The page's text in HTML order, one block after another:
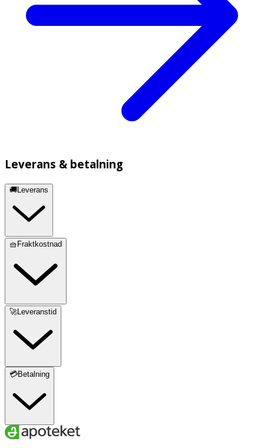
Leverans & betalning
🚚Leverans
🧺Fraktkostnad
🚀Leveranstid
💳Betalning